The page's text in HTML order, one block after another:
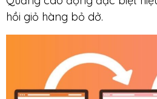
hồi giỏ hàng bỏ dở.